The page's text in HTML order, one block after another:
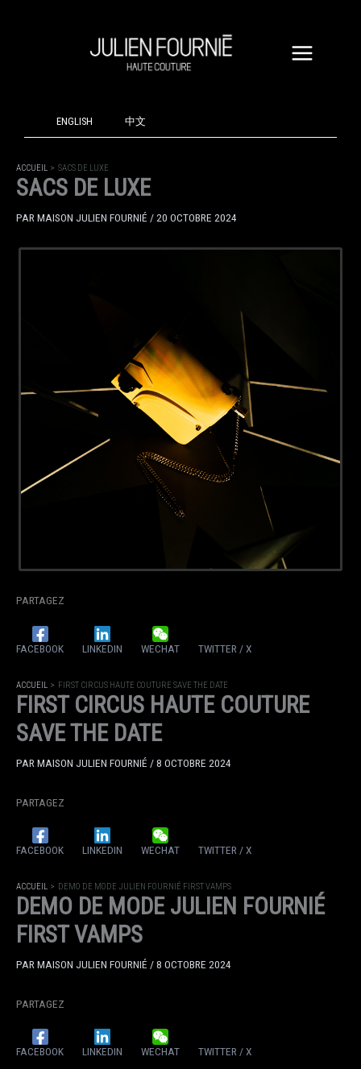
ENGLISH 中文
ACCUEIL SACS DE LUXE
SACS DE LUXE
PAR MAISON JULIEN FOURNIÉ /20 OCTOBRE 2024
PARTAGEZ
FACEBOOK LINKEDIN WECHAT TWITTER / X
ACCUEIL FIRST CIRCUS HAUTE COUTURE SAVE THE DATE
FIRST CIRCUS HAUTE COUTURE
SAVE THE DATE
PARMAISON JULIEN FOURNIÉ /8 OCTOBRE 2024
PARTAGEZ
FACEBOOK LINKEDIN WECHAT TWITTER / X
ACCUEIL DEMO DE MODE JULIEN FOURNIÉ FIRST VAMPS
DEMO DE MODE JULIEN FOURNIÉ
FIRST VAMPS
PARMAISON JULIEN FOURNIÉ /8 OCTOBRE 2024
PARTAGEZ
FACEBOOK LINKEDIN WECHAT TWITTER / X